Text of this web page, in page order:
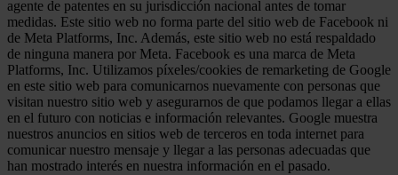
agente de patentes en su jurisdicción nacional antes de tomar
medidas. Este sitio web no forma parte del sitio web de Facebook ni
de Meta Platforms, Inc. Además, este sitio web no está respaldado
de ninguna manera por Meta. Facebook es una marca de Meta
Platforms, Inc. Utilizamos píxeles/cookies de remarketing de Google
en este sitio web para comunicarnos nuevamente con personas que
visitan nuestro sitio web y asegurarnos de que podamos llegar a ellas
en el futuro con noticias e información relevantes. Google muestra
nuestros anuncios en sitios web de terceros en toda internet para
comunicar nuestro mensaje y llegar a las personas adecuadas que
han mostrado interés en nuestra información en el pasado.